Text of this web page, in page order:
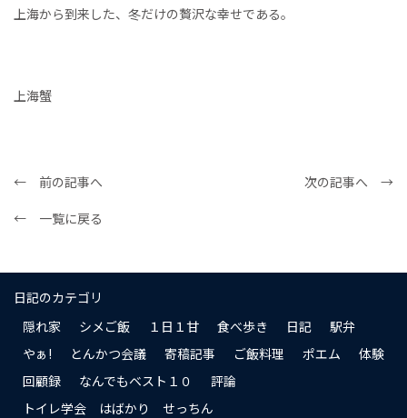
上海から到来した、冬だけの贅沢な幸せである。
上海蟹
← 前の記事へ
次の記事へ →
← 一覧に戻る
日記のカテゴリ
隠れ家
シメご飯 １日１甘 食べ歩き 日記
駅弁
やぁ!
とんかつ会議 寄稿記事 ご飯料理 ポエム
体験
回顧録
なんでもベスト１０
評論
トイレ学会 はばかり せっちん